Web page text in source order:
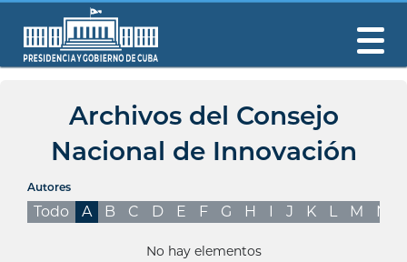
Archivos del Consejo
Nacional de Innovación
Autores
Todo A B C D E F G H I J K L M N
No hay elementos